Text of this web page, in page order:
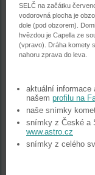
SELČ na začátku
vodorovná plocha je
dole (pod obzorem).
hvězdou je Capella ze
(vpravo). Dráha komety
nahoru zprava do leva.
aktuální informace
našem profilu na
naše snímky
snímky z České a
www.astro.cz
snímky z celého